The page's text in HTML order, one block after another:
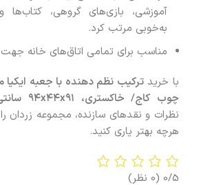
آموزشی، بازی‌های گروهی، کتاب‌ها
به‌خوبی مرتب کرد.
مناسب برای تمامی اتاق‌های خانه
با خریدترکیب نظم‌ دهنده با جعبه‌ ایکیا
چوب کاج/ خاکستری، ۹۴
x۴۴x۹۱ سانتی‌متر
نظرات و نقدهای سازنده، مجموعه زردان
هرچه بهتر یاری کنید.
0/5 (0 نظر)